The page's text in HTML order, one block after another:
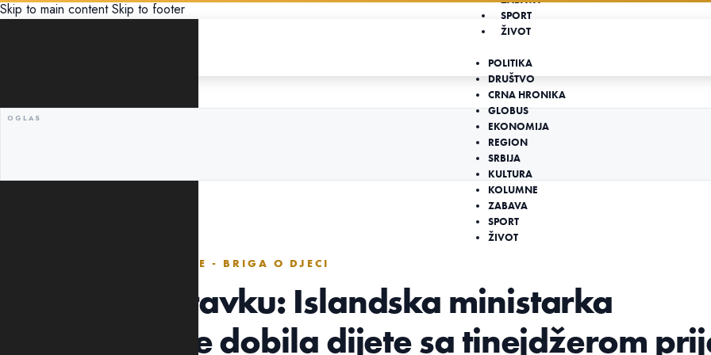
Skip to main content Skip to footer
SPORT
ŽIVOT
POLITIKA
DRUŠTVO
CRNA HRONIKA
GLOBUS
EKONOMIJA
REGION
SRBIJA
KULTURA
KOLUMNE
ZABAVA
SPORT
ŽIVOT
NJEN RESOR U VLADI BIO JE - BRIGA O DJECI
Podnijela ostavku: Islandska ministarka
priznala da je dobila dijete sa tinejdžerom